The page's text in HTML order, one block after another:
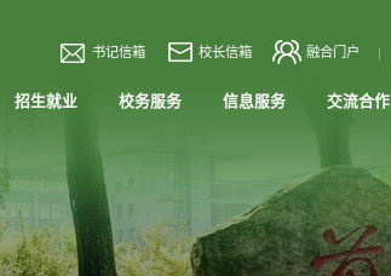
书记信箱 校长信箱 融合门户
招生就业 校务服务 信息服务 交流合作